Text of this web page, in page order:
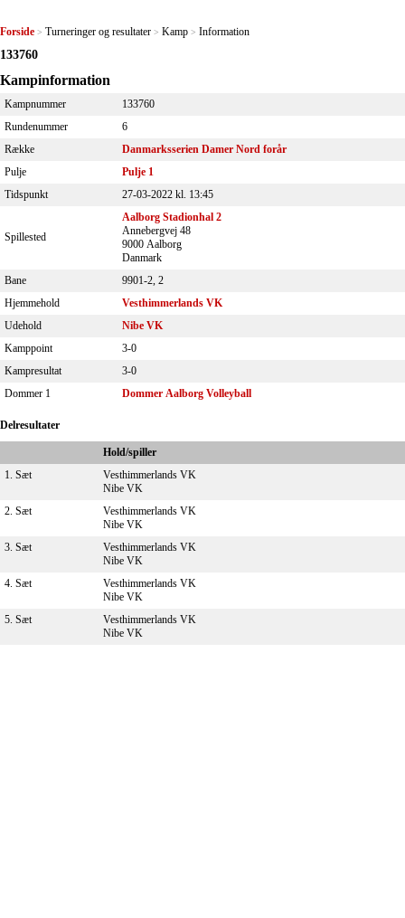
Forside > Turneringer og resultater > Kamp > Information
133760
Kampinformation
Kampnummer
133760
Rundenummer
6
Række
Danmarksserien Damer Nord forår
Pulje
Pulje 1
Tidspunkt
27-03-2022 kl. 13:45
Spillested
Aalborg Stadionhal 2
Annebergvej 48
9000 Aalborg
Danmark
Bane
9901-2, 2
Hjemmehold
Vesthimmerlands VK
Udehold
Nibe VK
Kamppoint
3-0
Kampresultat
3-0
Dommer 1
Dommer Aalborg Volleyball
Delresultater
Hold/spiller
1. Sæt
Vesthimmerlands VK
Nibe VK
2. Sæt
Vesthimmerlands VK
Nibe VK
3. Sæt
Vesthimmerlands VK
Nibe VK
4. Sæt
Vesthimmerlands VK
Nibe VK
5. Sæt
Vesthimmerlands VK
Nibe VK